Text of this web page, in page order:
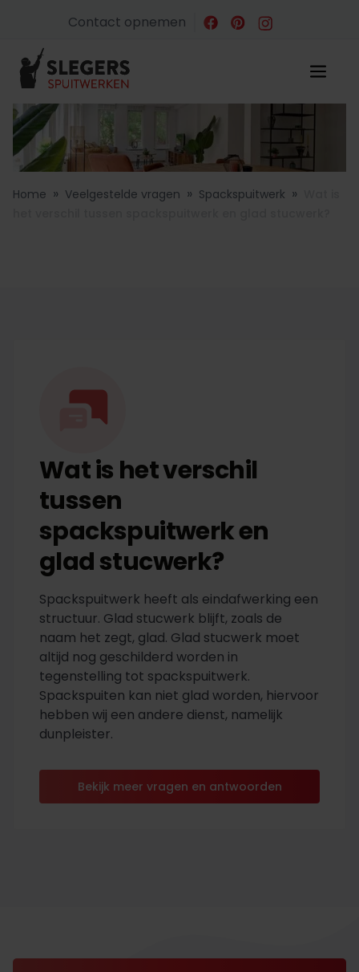
Contact opnemen
Home » Veelgestelde vragen » Spackspuitwerk »
Wat is het verschil
tussen
spackspuitwerk en
glad stucwerk?
Spackspuitwerk heeft als eindafwerking een
structuur. Glad stucwerk blijft, zoals de
naam het zegt, glad. Glad stucwerk moet
altijd nog geschilderd worden in
tegenstelling tot spackspuitwerk.
Spackspuiten kan niet glad worden, hiervoor
hebben wij een andere dienst, namelijk
dunpleister.
Bekijk meer vragen en antwoorden